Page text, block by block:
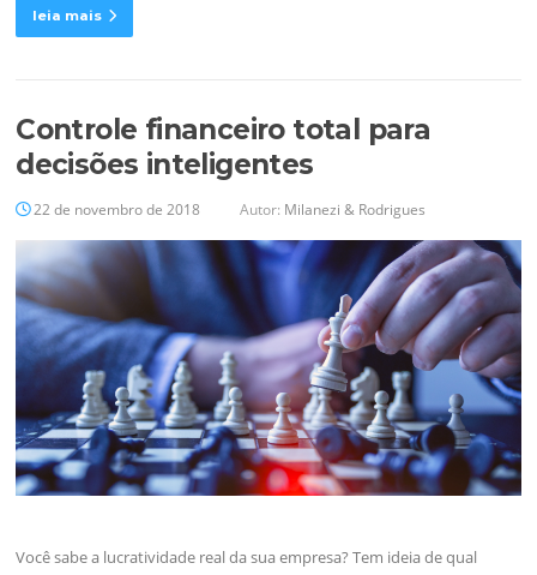
leia mais
Controle financeiro total para
decisões inteligentes
22 de novembro de 2018 Autor: Milanezi & Rodrigues
Você sabe a lucratividade real da sua empresa? Tem ideia de qual